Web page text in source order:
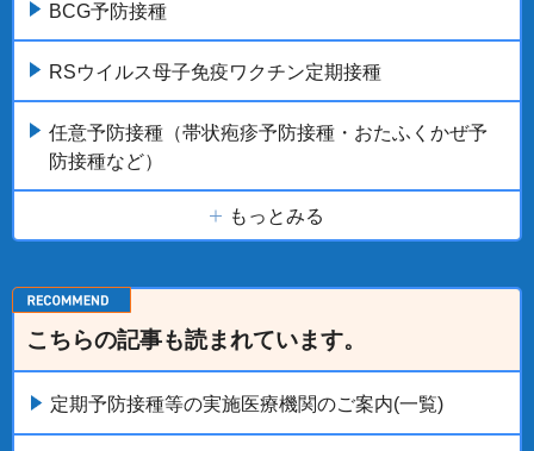
BCG予防接種
RSウイルス母子免疫ワクチン定期接種
任意予防接種（帯状疱疹予防接種・おたふくかぜ予
防接種など）
もっとみる
こちらの記事も読まれています。
定期予防接種等の実施医療機関のご案内(一覧)